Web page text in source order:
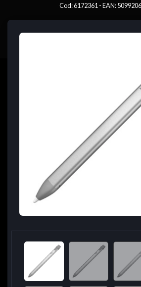
Cod: 6172361 - EAN: